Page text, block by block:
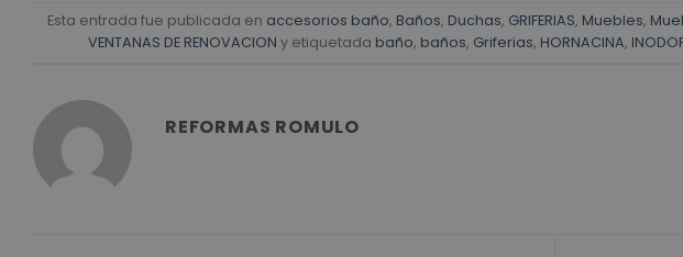
Esta entrada fue publicada en accesorios baño, Baños, Duchas, GRIFERIAS, Muebles,
VENTANAS DE RENOVACION y etiquetada baño, baños, Griferias, HORNACINA,
REFORMAS ROMULO